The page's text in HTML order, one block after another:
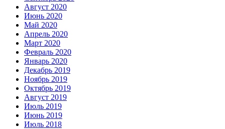
Август 2020
Июнь 2020
Май 2020
Апрель 2020
Март 2020
Февраль 2020
Январь 2020
Декабрь 2019
Ноябрь 2019
Октябрь 2019
Август 2019
Июль 2019
Июнь 2019
Июль 2018